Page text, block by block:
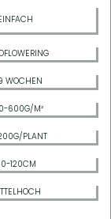
WOCHEN
600G/M²
PLANT
120CM